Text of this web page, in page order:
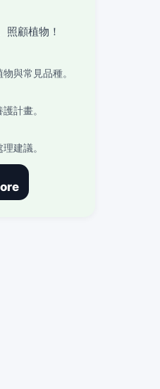
照顧植物！
與常見品種。
計畫。
建議。